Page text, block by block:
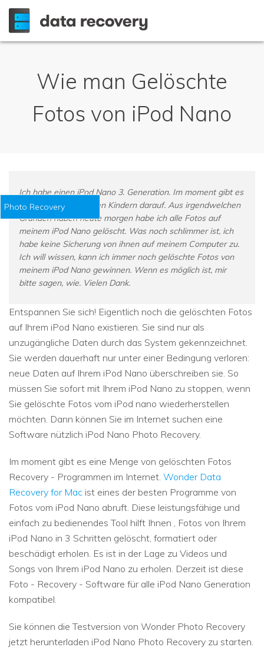
Wie man Gelöschte
Fotos von iPod Nano
Ich habe einen iPod Nano 3. Generation. Im moment gibt es
viele Fotos von meinen Kindern darauf. Aus irgendwelchen
Gründen haben heute morgen habe ich alle Fotos auf
meinem iPod Nano gelöscht. Was noch schlimmer ist, ich
habe keine Sicherung von ihnen auf meinem Computer zu.
Ich will wissen, kann ich immer noch gelöschte Fotos von
meinem iPod Nano gewinnen. Wenn es möglich ist, mir
bitte sagen, wie. Vielen Dank.
Entspannen Sie sich! Eigentlich noch die gelöschten Fotos
auf Ihrem iPod Nano existieren. Sie sind nur als
unzugängliche Daten durch das System gekennzeichnet.
Sie werden dauerhaft nur unter einer Bedingung verloren:
neue Daten auf Ihrem iPod Nano überschreiben sie. So
müssen Sie sofort mit Ihrem iPod Nano zu stoppen, wenn
Sie gelöschte Fotos vom iPod nano wiederherstellen
möchten. Dann können Sie im Internet suchen eine
Software nützlich iPod Nano Photo Recovery.
Im moment gibt es eine Menge von gelöschten Fotos
Recovery - Programmen im Internet. Wonder Data
Recovery for Mac ist eines der besten Programme von
Fotos vom iPod Nano abruft. Diese leistungsfähige und
einfach zu bedienendes Tool hilft Ihnen , Fotos von Ihrem
iPod Nano in 3 Schritten gelöscht, formatiert oder
beschädigt erholen. Es ist in der Lage zu Videos und
Songs von Ihrem iPod Nano zu erholen. Derzeit ist diese
Foto - Recovery - Software für alle iPod Nano Generation
kompatibel.
Sie können die Testversion von Wonder Photo Recovery
jetzt herunterladen iPod Nano Photo Recovery zu starten.
Photo Recovery